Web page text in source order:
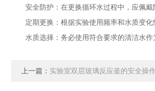
安全防护：在更换循环水过程中，应佩戴
定期更换：根据实验使用频率和水质变化
水质选择：务必使用符合要求的清洁水作
上一篇： 实验室双层玻璃反应釜的安全操